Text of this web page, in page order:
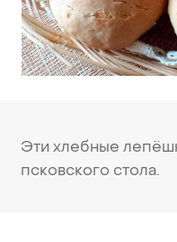
Эти хлебные
псковского стола.